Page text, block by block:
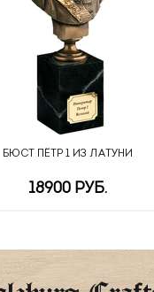
БЮСТ ПЁТР 1 ИЗ ЛАТУНИ
18900 РУБ.